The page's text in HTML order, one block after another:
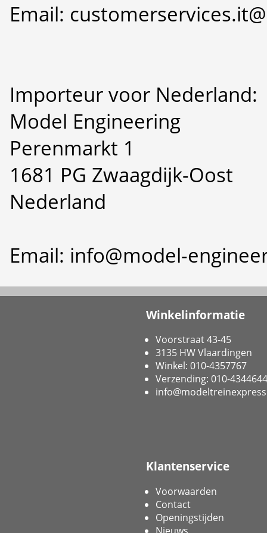
Email:
Importeur voor Nederland:
Model Engineering
Perenmarkt 1
1681 PG Zwaagdijk-Oost
Nederland
Email: info@model-
Winkelinformatie
Voorstraat 43-45
3135 HW Vlaardingen
Winkel: 010-4357767
Verzending: 010-4344644
Klantenservice
Voorwaarden
Contact
Openingstijden